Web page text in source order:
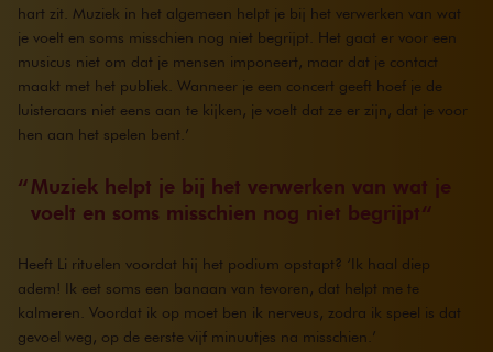
hart zit. Muziek in het algemeen helpt je bij het verwerken van wat
je voelt en soms misschien nog niet begrijpt. Het gaat er voor een
musicus niet om dat je mensen imponeert, maar dat je contact
maakt met het publiek. Wanneer je een concert geeft hoef je de
luisteraars niet eens aan te kijken, je voelt dat ze er zijn, dat je voor
hen aan het spelen bent.’
Muziek helpt je bij het verwerken van wat je
voelt en soms misschien nog niet begrijpt
Heeft Li rituelen voordat hij het podium opstapt? ‘Ik haal diep
adem! Ik eet soms een banaan van tevoren, dat helpt me te
kalmeren. Voordat ik op moet ben ik nerveus, zodra ik speel is dat
gevoel weg, op de eerste vijf minuutjes na misschien.’